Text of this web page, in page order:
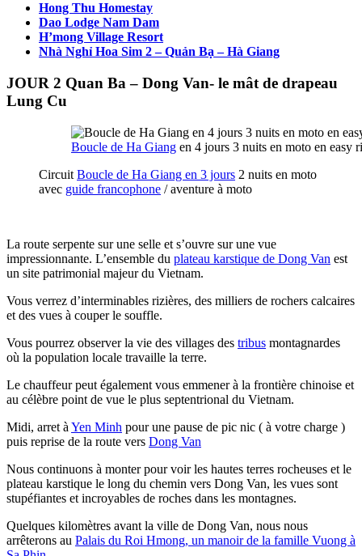
Hong Thu Homestay
Dao Lodge Nam Dam
H’mong Village Resort
Nhà Nghỉ Hoa Sim 2 – Quản Bạ – Hà Giang
JOUR 2 Quan Ba – Dong Van- le mât de drapeau
Lung Cu
Boucle de Ha Giang en 4 jours 3 nuits en moto en easy
Circuit Boucle de Ha Giang en 3 jours 2 nuits en moto
avec guide francophone / aventure à moto
La route serpente sur une selle et s’ouvre sur une vue
impressionnante. L’ensemble du plateau karstique de Dong Van est
un site patrimonial majeur du Vietnam.
Vous verrez d’interminables rizières, des milliers de rochers calcaires
et des vues à couper le souffle.
Vous pourrez observer la vie des villages des tribus montagnardes
où la population locale travaille la terre.
Le chauffeur peut également vous emmener à la frontière chinoise et
au célèbre point de vue le plus septentrional du Vietnam.
Midi, arret à Yen Minh pour une pause de pic nic ( à votre charge )
puis reprise de la route vers Dong Van
Nous continuons à monter pour voir les hautes terres rocheuses et le
plateau karstique le long du chemin vers Dong Van, les vues sont
stupéfiantes et incroyables de roches dans les montagnes.
Quelques kilomètres avant la ville de Dong Van, nous nous
arrêterons au Palais du Roi Hmong, un manoir de la famille Vuong à